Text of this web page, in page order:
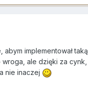
implementował
ale dzięki za
nie inaczej